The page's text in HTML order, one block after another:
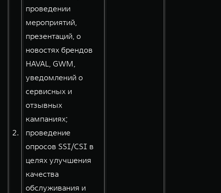
2.
проведении
мероприятий,
презентаций, о
новостях брендов
HAVAL, GWM,
уведомлений о
сервисных и
отзывных
кампаниях;
проведение
опросов SSI/CSI в
целях улучшения
качества
обслуживания и